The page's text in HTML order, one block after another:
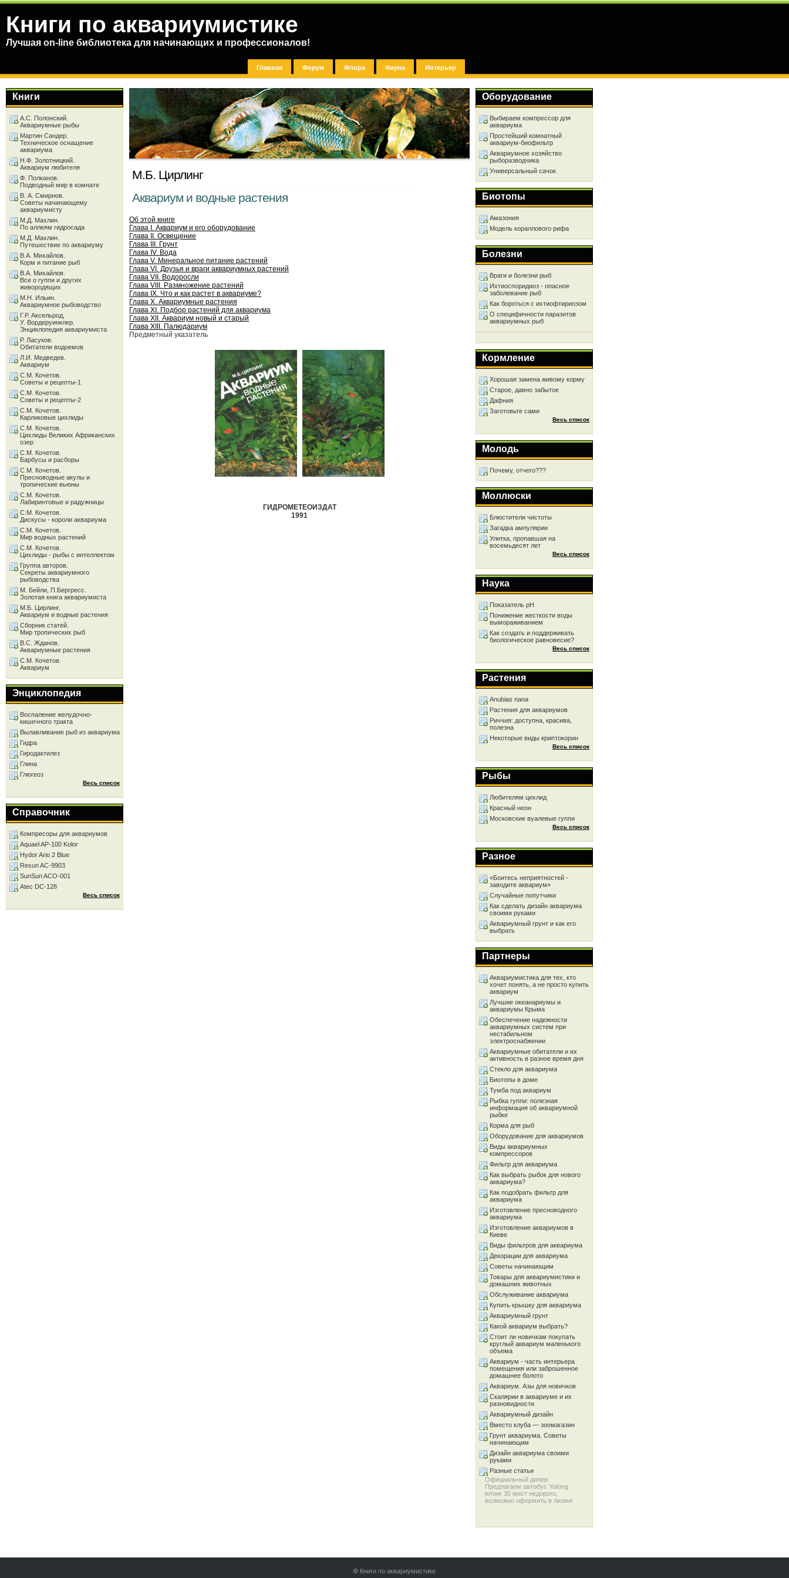
Книги по аквариумистике
Лучшая on-line библиотека для начинающих и профессионалов!
Главная Форум Флора Фауна Интерьер
М.Б. Цирлинг
Аквариум и водные растения
Об этой книге
Глава I. Аквариум и его оборудование
Глава II. Освещение
Глава III. Грунт
Глава IV. Вода
Глава V. Минеральное питание растений
Глава VI. Друзья и враги аквариумных растений
Глава VII. Водоросли
Глава VIII. Размножение растений
Глава IX. Что и как растет в аквариуме?
Глава X. Аквариумные растения
Глава XI. Подбор растений для аквариума
Глава XII. Аквариум новый и старый
Глава XIII. Палюдариум
Предметный указатель
ГИДРОМЕТЕОИЗДАТ
1991
Оборудование
Выбираем компрессор для
аквариума
Простейший комнатный
аквариум-биофильтр
Аквариумное хозяйство
рыборазводчика
Универсальный сачок
Биотопы
Амазония
Модель кораллового рифа
Болезни
Враги и болезни рыб
Ихтиоспоридиоз - опасное
заболевание рыб
Как бороться с ихтиофтириозом
О специфичности паразитов
аквариумных рыб
Кормление
Хорошая замена живому корму
Старое, давно забытое
Дафния
Заготовьте сами
Весь список
Молодь
Почему, отчего???
Моллюски
Блюстители чистоты
Загадка ампулярии
Улитка, пропавшая на
восемьдесят лет
Весь список
Наука
Показатель рН
Понижение жесткоcти воды
вымораживанием
Как создать и поддерживать
биологическое равновесие?
Весь список
Растения
Anubias nana
Растения для аквариумов
Риччия: доступна, красива,
полезна
Некоторые виды криптокорин
Весь список
Рыбы
Любителям цихлид
Красный неон
Московские вуалевые гуппи
Весь список
Разное
«Боитесь неприятностей -
заводите аквариум»
Случайные попутчики
Как сделать дизайн аквариума
своими руками
Аквариумный грунт и как его
выбрать
Партнеры
Аквариумистика для тех, кто
хочет понять, а не просто купить
аквариум
Лучшие океанариумы и
аквариумы Крыма
Обеспечение надежности
аквариумных систем при
нестабильном
электроснабжении
Аквариумные обитатели и их
активность в разное время дня
Стекло для аквариума
Биотопы в доме
Тумба под аквариум
Рыбка гуппи: полезная
информация об аквариумной
рыбке
Корма для рыб
Оборудование для аквариумов
Виды аквариумных
компрессоров
Фильтр для аквариума
Как выбрать рыбок для нового
аквариума?
Как подобрать фильтр для
аквариума
Изготовление пресноводного
аквариума
Изготовление аквариумов в
Киеве
Виды фильтров для аквариума
Декорации для аквариума
Советы начинающим
Товары для аквариумистики и
домашних животных
Обслуживание аквариума
Купить крышку для аквариума
Аквариумный грунт
Какой аквариум выбрать?
Стоит ли новичкам покупать
круглый аквариум маленького
объема
Аквариум - часть интерьера
помещения или заброшенное
домашнее болото
Аквариум. Азы для новичков
Скалярии в аквариуме и их
разновидности
Аквариумный дизайн
Вместо клуба — зоомагазин
Грунт аквариума. Советы
начинающим
Дизайн аквариума своими
руками
Разные статьи
Официальный дилер.
Предлагаем автобус Yutong
ютонг 35 мест недорого,
возможно оформить в лизинг.
Книги
А.С. Полонский.
Аквариумные рыбы
Мартин Сандер.
Техническое оснащение
аквариума
Н.Ф. Золотницкий.
Аквариум любителя
Ф. Полканов.
Подводный мир в комнате
В. А. Смирнов.
Советы начинающему
аквариумисту
М.Д. Махлин.
По аллеям гидросада
М.Д. Махлин.
Путешествие по аквариуму
В.А. Михайлов.
Корм и питание рыб
В.А. Михайлов.
Все о гуппи и других
живородящих
М.Н. Ильин.
Аквариумное рыбоводство
Г.Р. Аксельрод,
У. Вордеруинклер.
Энциклопедия аквариумиста
Р. Ласуков.
Обитатели водоемов
Л.И. Медведев.
Аквариум
С.М. Кочетов.
Советы и рецепты-1
С.М. Кочетов.
Советы и рецепты-2
С.М. Кочетов.
Карликовые цихлиды
С.М. Кочетов.
Цихлиды Великих Африканских
озер
С.М. Кочетов.
Барбусы и расборы
С.М. Кочетов.
Пресноводные акулы и
тропические вьюны
С.М. Кочетов.
Лабиринтовые и радужницы
С.М. Кочетов.
Дискусы - короли аквариума
С.М. Кочетов.
Мир водных растений
С.М. Кочетов.
Цихлиды - рыбы с интеллектом
Группа авторов.
Секреты аквариумного
рыбоводства
М. Бейли, П.Бергресс.
Золотая книга аквариумиста
М.Б. Цирлинг.
Аквариум и водные растения
Сборник статей.
Мир тропических рыб
В.С. Жданов.
Аквариумные растения
С.М. Кочетов.
Аквариум
Энциклопедия
Воспаление желудочно-
кишечного тракта
Вылавливание рыб из аквариума
Гидра
Гиродактилез
Глина
Глюгеоз
Весь список
Справочник
Компресоры для аквариумов
Aquael AP-100 Kolor
Hydor Ario 2 Blue
Resun AC-9903
SunSun ACO-001
Atec DC-128
Весь список
© Книги по аквариумистике